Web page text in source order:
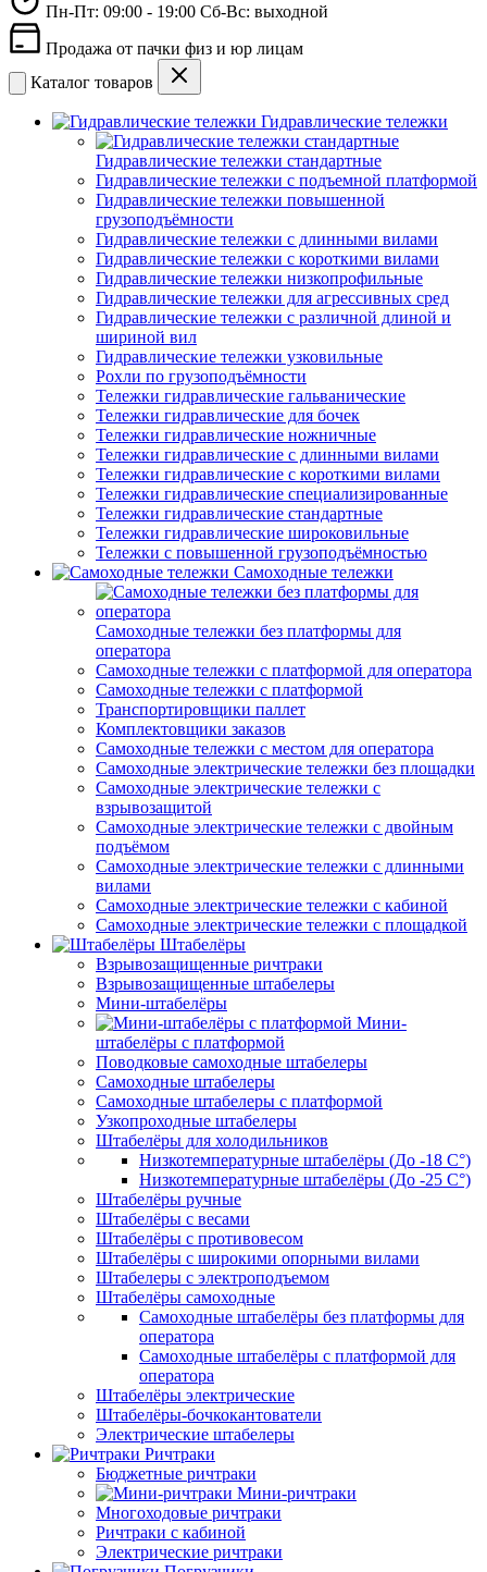
Пн-Пт: 09:00 - 19:00 Сб-Вс: выходной
Продажа от пачки физ и юр лицам
Каталог товаров
Гидравлические тележки
Гидравлические тележки стандартные
Гидравлические тележки с подъемной платформой
Гидравлические тележки повышенной
грузоподъёмности
Гидравлические тележки с длинными вилами
Гидравлические тележки с короткими вилами
Гидравлические тележки низкопрофильные
Гидравлические тележки для агрессивных сред
Гидравлические тележки с различной длиной и
шириной вил
Гидравлические тележки узковильные
Рохли по грузоподъёмности
Тележки гидравлические гальванические
Тележки гидравлические для бочек
Тележки гидравлические ножничные
Тележки гидравлические с длинными вилами
Тележки гидравлические с короткими вилами
Тележки гидравлические специализированные
Тележки гидравлические стандартные
Тележки гидравлические широковильные
Тележки с повышенной грузоподъёмностью
Самоходные тележки
Самоходные тележки без платформы для
оператора
Самоходные тележки с платформой для оператора
Самоходные тележки с платформой
Транспортировщики паллет
Комплектовщики заказов
Самоходные тележки с местом для оператора
Самоходные электрические тележки без площадки
Самоходные электрические тележки с
взрывозащитой
Самоходные электрические тележки с двойным
подъёмом
Самоходные электрические тележки с длинными
вилами
Самоходные электрические тележки с кабиной
Самоходные электрические тележки с площадкой
Штабелёры
Взрывозащищенные ричтраки
Взрывозащищенные штабелеры
Мини-штабелёры
Мини-
штабелёры с платформой
Поводковые самоходные штабелеры
Самоходные штабелеры
Самоходные штабелеры с платформой
Узкопроходные штабелеры
Штабелёры для холодильников
Низкотемпературные штабелёры (До -18 C°)
Низкотемпературные штабелёры (До -25 C°)
Штабелёры ручные
Штабелёры с весами
Штабелёры с противовесом
Штабелёры с широкими опорными вилами
Штабелеры с электроподъемом
Штабелёры самоходные
Самоходные штабелёры без платформы для
оператора
Самоходные штабелёры с платформой для
оператора
Штабелёры электрические
Штабелёры-бочкокантователи
Электрические штабелеры
Ричтраки
Бюджетные ричтраки
Мини-ричтраки
Многоходовые ричтраки
Ричтраки с кабиной
Электрические ричтраки